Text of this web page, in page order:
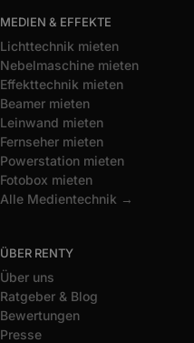
MEDIEN & EFFEKTE
Lichttechnik mieten
Nebelmaschine mieten
Effekttechnik mieten
Beamer mieten
Leinwand mieten
Fernseher mieten
Powerstation mieten
Fotobox mieten
Alle Medientechnik →
ÜBER RENTY
Über uns
Ratgeber & Blog
Bewertungen
Presse